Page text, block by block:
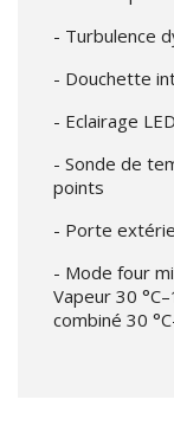
- Turbulence
- Douchette
- Eclairage
- Sonde de
points
- Porte
- Mode four
Vapeur 30
combiné 30